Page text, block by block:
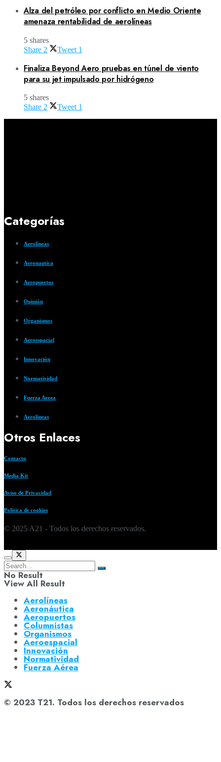
Alza del petróleo por conflicto en Medio Oriente
amenaza rentabilidad de aerolíneas
5 shares
Share 2 Tweet 1
Finaliza Beyond Aero pruebas en túnel de viento
para su jet impulsado por hidrógeno
5 shares
Share 2 Tweet 1
Categorías
Aerolíneas
Aeronautica
Aeropuertos
Opinión
Organismos
Aeroespacial
Innovación
Normatividad
Fuerza Aerea
Aerolíneas
Otros Enlaces
Contacto
Media Kit
Aviso de Privacidad
Política de cookies
© 2025 A21 - Todos los derechos reservados.
No Result
View All Result
Aerolíneas
Aeronáutica
Aeropuertos
Columnistas
Organismos
Aeroespacial
Innovación
Normatividad
Fuerza Aérea
© 2023 T21. Todos los derechos reservados